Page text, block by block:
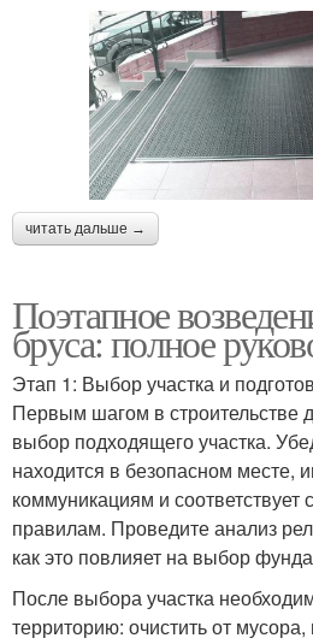
читать дальше →
Поэтапное
бруса: полное
Этап 1: Выбор участка и
Первым шагом в строительстве
выбор подходящего участка.
находится в безопасном месте,
коммуникациям и
правилам. Проведите анализ
как это повлияет на выбор
После выбора участка
территорию: очистить от